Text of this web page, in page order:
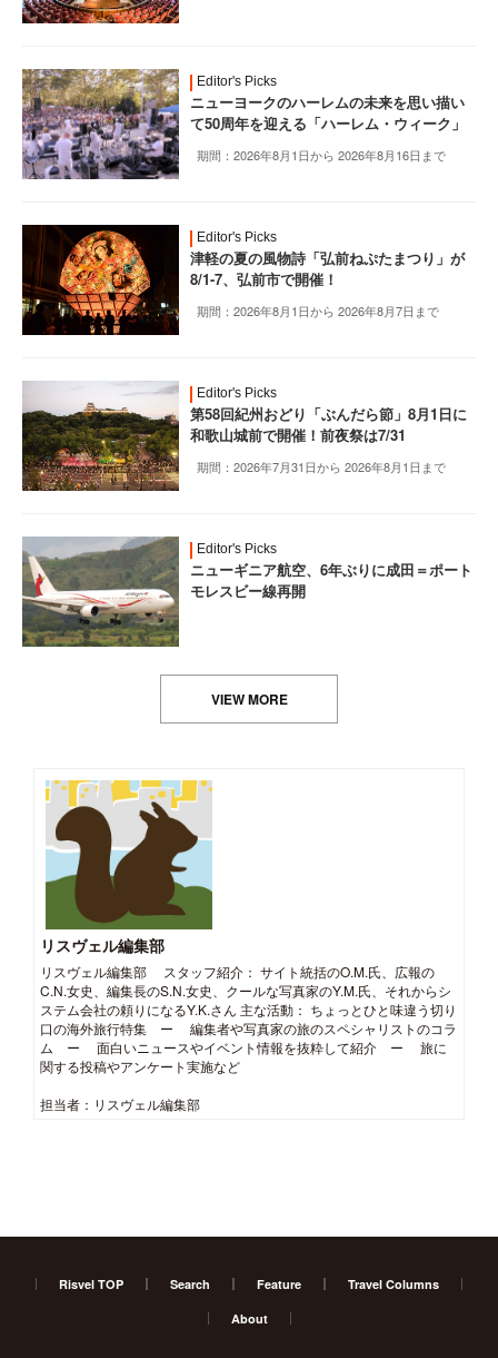
Editor's Picks
ニューヨークのハーレムの未来を思い描い
て50周年を迎える「ハーレム・ウィーク」
期間：2026年8月1日から 2026年8月16日まで
Editor's Picks
津軽の夏の風物詩「弘前ねぷたまつり」が
8/1-7、弘前市で開催！
期間：2026年8月1日から 2026年8月7日まで
Editor's Picks
第58回紀州おどり「ぶんだら節」8月1日に
和歌山城前で開催！前夜祭は7/31
期間：2026年7月31日から 2026年8月1日まで
Editor's Picks
ニューギニア航空、6年ぶりに成田＝ポート
モレスビー線再開
VIEW MORE
リスヴェル編集部
リスヴェル編集部 スタッフ紹介： サイト統括のO.M.氏、広報の
C.N.女史、編集長のS.N.女史、クールな写真家のY.M.氏、それからシ
ステム会社の頼りになるY.K.さん 主な活動： ちょっとひと味違う切り
口の海外旅行特集 ー 編集者や写真家の旅のスペシャリストのコラ
ム ー 面白いニュースやイベント情報を抜粋して紹介 ー 旅に
関する投稿やアンケート実施など
担当者：リスヴェル編集部
Risvel TOP Search Feature Travel Columns
About